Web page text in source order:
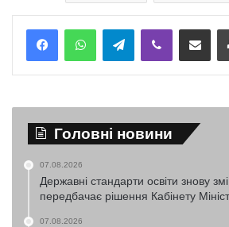
TelegramViber Надіслати
Головні новини
07.08.2026
Державні стандарти освіти знову
передбачає рішення Кабінету
07.08.2026